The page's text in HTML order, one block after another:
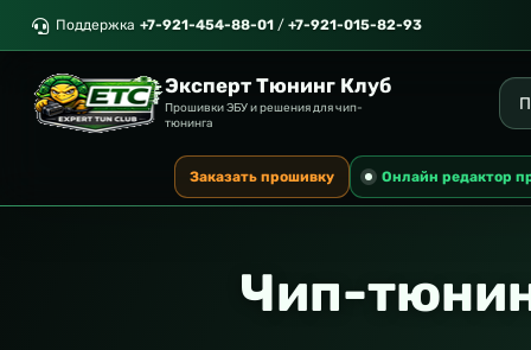
Поддержка +7-921-454-88-01 / +7-921-015-82-93
Эксперт Тюнинг Клуб
Прошивки ЭБУ и решения для чип-
тюнинга
Заказать прошивку Онлайн редактор
Чип-